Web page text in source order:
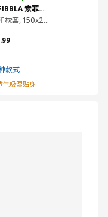
SOLFIBBLA 索菲布拉
被套和枕套, 150x200/50x80 厘米
.99
款式
气吸湿贴身